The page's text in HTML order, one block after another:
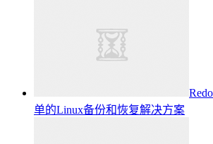
单的Linux备份和恢复解决方案